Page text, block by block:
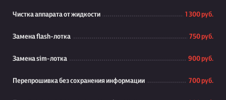
Чистка аппарата от жидкости 1 300 руб.
Замена flash-лотка 750 руб.
Замена sim-лотка 900 руб.
Перепрошивка без сохранения информации 700 руб.